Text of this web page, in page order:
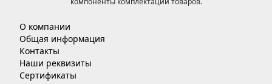
О компании
Общая информация
Контакты
Наши реквизиты
Сертификаты